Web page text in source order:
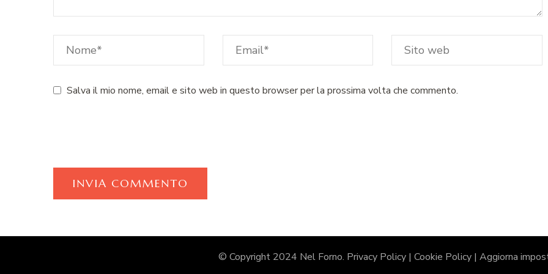
Salva il mio nome, email e sito web in questo browser per la prossima volta che commento.
© Copyright 2024 Nel Forno. Privacy Policy| Cookie Policy| Aggiorna